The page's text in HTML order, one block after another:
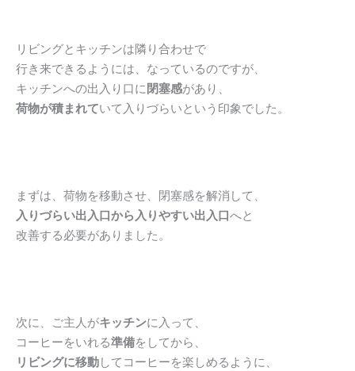
リビングとキッチンは隣り合わせで
行き来できるようには、なっているのですが、
キッチンへの出入り口に閉塞感があり、
荷物が積まれていて入りづらいという印象でした。
まずは、荷物を移動させ、閉塞感を解消して、
入りづらい出入口から入りやすい出入口へと
改善する必要がありました。
次に、ご主人がキッチンに入って、
コーヒーをいれる準備をしてから、
リビングに移動してコーヒーを楽しめるように、